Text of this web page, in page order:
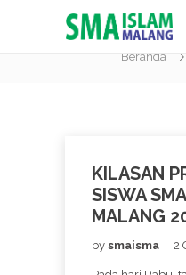
Month:
Beranda
KILASAN
SISWA
MALANG
by smaisma 2